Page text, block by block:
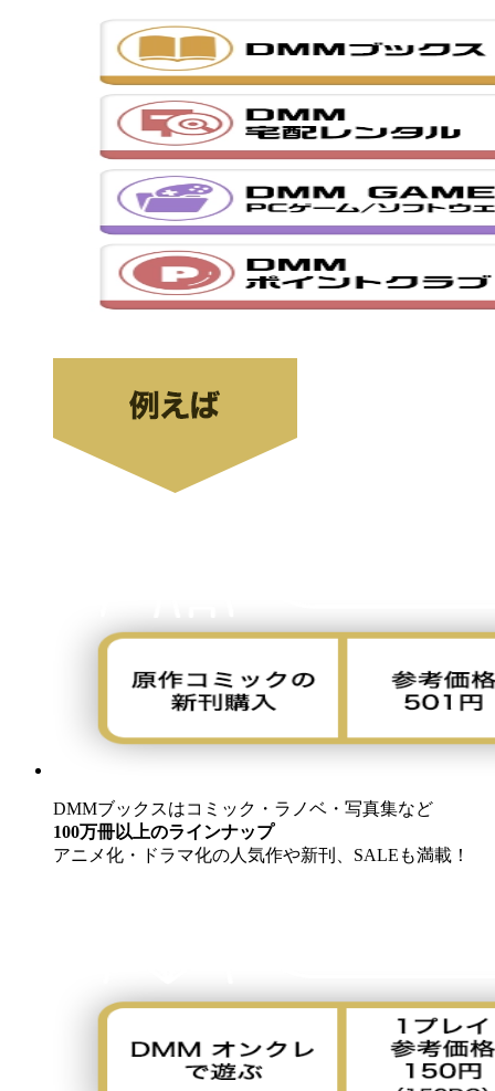
DMMブックスはコミック・ラノベ・写真集など
100万冊以上のラインナップ
アニメ化・ドラマ化の人気作や新刊、SALEも満載！